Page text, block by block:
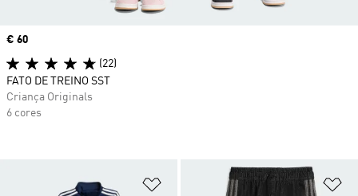
Adicionar à Lista de Desejos
Price
€ 60
(22)
FATO DE TREINO SST
Criança Originals
6 cores